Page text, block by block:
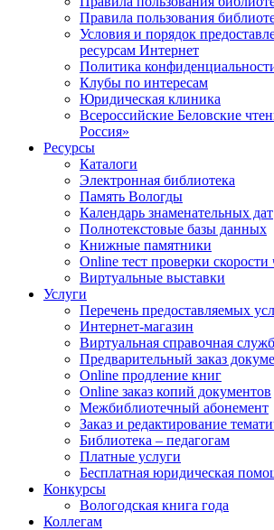
Правила пользования
Условия и порядок
ресурсам Интернет
Политика
Клубы по интересам
Юридическая клиника
Всероссийские Беловские
Россия»
Ресурсы
Каталоги
Электронная библиотека
Память Вологды
Календарь знаменательных дат
Полнотекстовые базы данных
Книжные памятники
Online тест проверки скорости
Виртуальные выставки
Услуги
Перечень предоставляемых
Интернет-магазин
Виртуальная справочная
Предварительный заказ
Online продление книг
Online заказ копий документов
Межбиблиотечный абонемент
Заказ и редактирование
Библиотека – педагогам
Платные услуги
Бесплатная юридическая
Конкурсы
Вологодская книга года
Коллегам